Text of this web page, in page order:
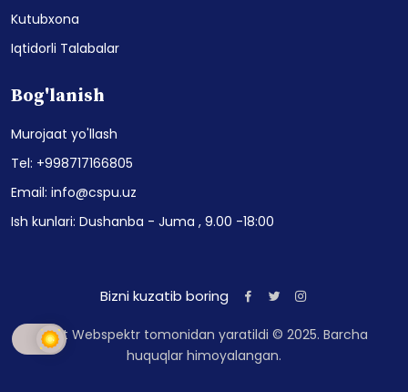
Kutubxona
Iqtidorli Talabalar
Bog'lanish
Murojaat yo'llash
Tel: +998717166805
Email: info@cspu.uz
Ish kunlari: Dushanba - Juma , 9.00 -18:00
Bizni kuzatib boring
Sayt Webspektr tomonidan yaratildi © 2025. Barcha
huquqlar himoyalangan.